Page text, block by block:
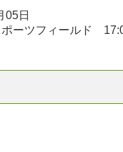
05日
ポーツフィールド